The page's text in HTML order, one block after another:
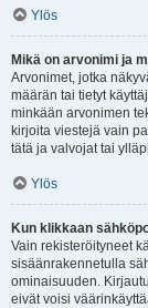
Ylös
Mikä on arvonimi ja
Arvonimet, jotka
määrän tai tietyt
minkään arvonimen
kirjoita viestejä vain
tätä ja valvojat tai
Ylös
Kun klikkaan
Vain rekisteröityneet
sisäänrakennetulla
ominaisuuden.
eivät voisi